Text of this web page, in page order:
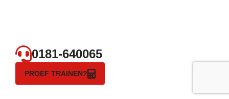
0181-640065
PROEF TRAINEN?